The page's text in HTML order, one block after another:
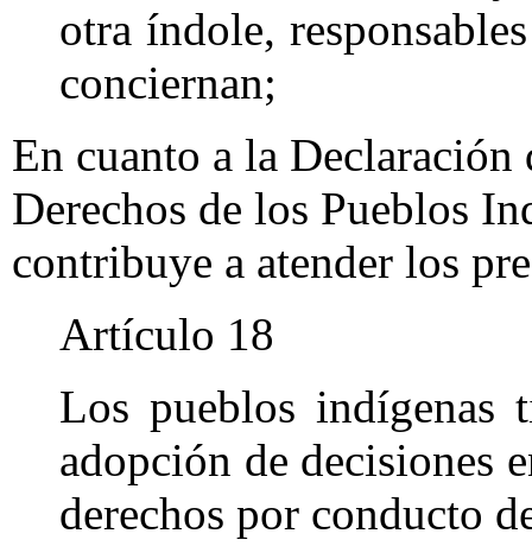
otra índole,
conciernan;
En cuanto a la Declaración
Derechos de los Pueblos
contribuye a atender los
Artículo 18
Los pueblos indígenas
adopción de decisiones
derechos por conducto